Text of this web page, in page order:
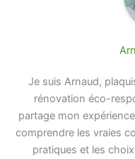
Je suis Arnaud,
rénovation éco-
partage mon
comprendre les vraies
pratiques et les